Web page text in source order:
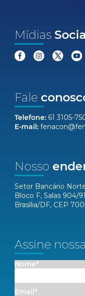
Mídias
Fale
Telefone: 61 3105-
E-mail:
Nosso
Setor Bancário
Bloco F, Salas 904/
Brasília/DF, CEP
Assine nossa
Nome*
Email*